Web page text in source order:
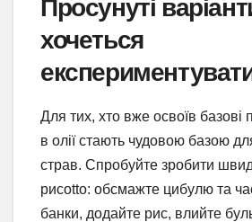
Просунуті
хочеться
Для тих, хто вже освоїв базові
в олії стають чудовою базою
страв. Спробуйте зробити
рисotto: обсмажте цибулю та
банки, додайте рис, влийте